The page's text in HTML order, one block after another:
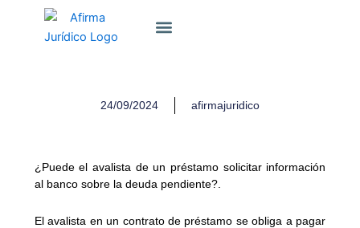
24/09/2024 afirmajuridico
¿Puede el avalista de un préstamo solicitar información
al banco sobre la deuda pendiente?.
El avalista en un contrato de préstamo se obliga a pagar